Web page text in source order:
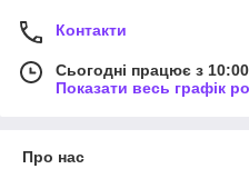
Контакти
Сьогодні працює з
Показати весь графік
Про нас